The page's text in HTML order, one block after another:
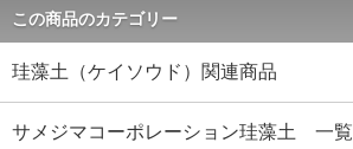
この商品のカテゴリー
珪藻土（ケイソウド）関連商品
サメジマコーポレーション珪藻土 一覧